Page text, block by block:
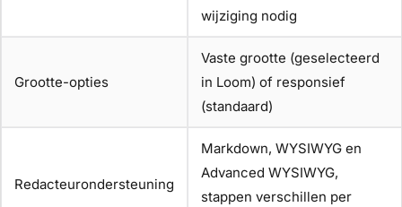
wijziging nodig
Grootte-opties
Vaste grootte (geselecteerd
in Loom) of responsief
(standaard)
Redacteurondersteuning
Markdown, WYSIWYG en
Advanced WYSIWYG,
stappen verschillen per